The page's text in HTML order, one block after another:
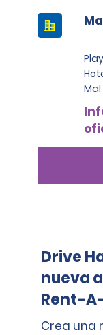
Mal
Drive
nueva
Rent-
Crea una